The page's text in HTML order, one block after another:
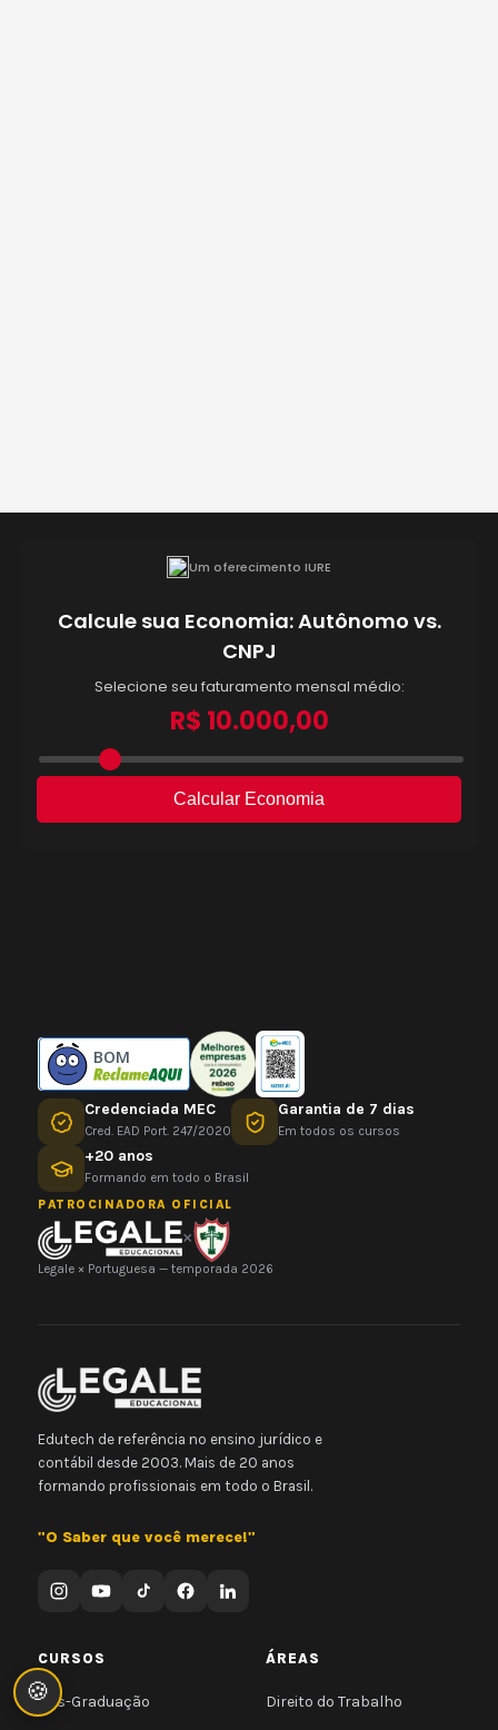
BOM
Credenciada MEC
Cred. EAD Port. 247/2020
Garantia de 7 dias
Em todos os cursos
+20 anos
Formando em todo o Brasil
PATROCINADORA OFICIAL
×
Legale × Portuguesa — temporada 2026
Edutech de referência no ensino jurídico e
contábil desde 2003. Mais de 20 anos
formando profissionais em todo o Brasil.
"O Saber que você merece!"
CURSOS
Pós-Graduação
ÁREAS
Direito do Trabalho
🍪